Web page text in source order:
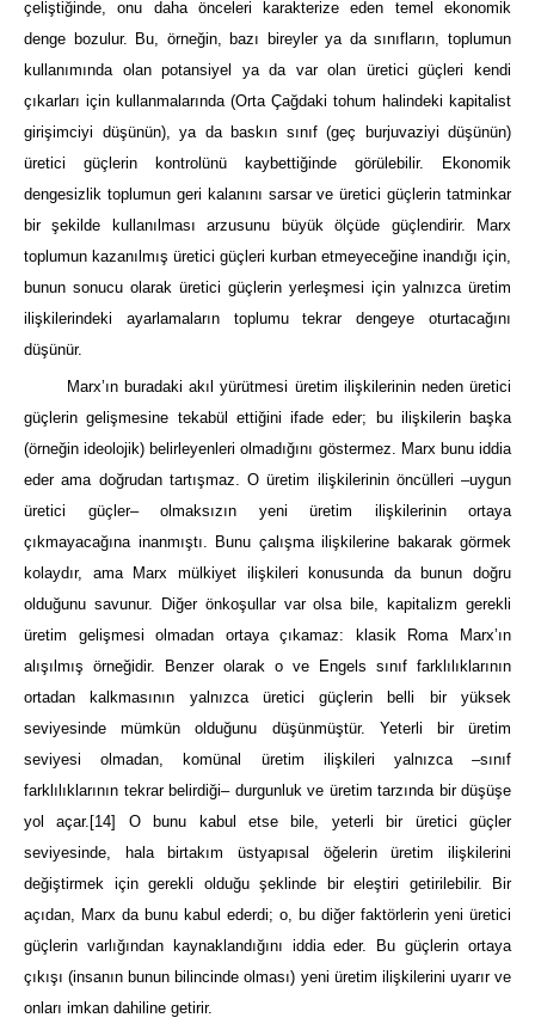
çeliştiğinde, onu daha önceleri karakterize eden temel ekonomik
denge bozulur. Bu, örneğin, bazı bireyler ya da sınıfların, toplumun
kullanımında olan potansiyel ya da var olan üretici güçleri kendi
çıkarları için kullanmalarında (Orta Çağdaki tohum halindeki kapitalist
girişimciyi düşünün), ya da baskın sınıf (geç burjuvaziyi düşünün)
üretici güçlerin kontrolünü kaybettiğinde görülebilir. Ekonomik
dengesizlik toplumun geri kalanını sarsar ve üretici güçlerin tatminkar
bir şekilde kullanılması arzusunu büyük ölçüde güçlendirir. Marx
toplumun kazanılmış üretici güçleri kurban etmeyeceğine inandığı için,
bunun sonucu olarak üretici güçlerin yerleşmesi için yalnızca üretim
ilişkilerindeki ayarlamaların toplumu tekrar dengeye oturtacağını
düşünür.
Marx’ın buradaki akıl yürütmesi üretim ilişkilerinin neden üretici
güçlerin gelişmesine tekabül ettiğini ifade eder; bu ilişkilerin başka
(örneğin ideolojik) belirleyenleri olmadığını göstermez. Marx bunu iddia
eder ama doğrudan tartışmaz. O üretim ilişkilerinin öncülleri –uygun
üretici güçler– olmaksızın yeni üretim ilişkilerinin ortaya
çıkmayacağına inanmıştı. Bunu çalışma ilişkilerine bakarak görmek
kolaydır, ama Marx mülkiyet ilişkileri konusunda da bunun doğru
olduğunu savunur. Diğer önkoşullar var olsa bile, kapitalizm gerekli
üretim gelişmesi olmadan ortaya çıkamaz: klasik Roma Marx’ın
alışılmış örneğidir. Benzer olarak o ve Engels sınıf farklılıklarının
ortadan kalkmasının yalnızca üretici güçlerin belli bir yüksek
seviyesinde mümkün olduğunu düşünmüştür. Yeterli bir üretim
seviyesi olmadan, komünal üretim ilişkileri yalnızca –sınıf
farklılıklarının tekrar belirdiği– durgunluk ve üretim tarzında bir düşüşe
yol açar. [14]
O bunu kabul etse bile, yeterli bir üretici güçler
seviyesinde, hala birtakım üstyapısal öğelerin üretim ilişkilerini
değiştirmek için gerekli olduğu şeklinde bir eleştiri getirilebilir. Bir
açıdan, Marx da bunu kabul ederdi; o, bu diğer faktörlerin yeni üretici
güçlerin varlığından kaynaklandığını iddia eder. Bu güçlerin ortaya
çıkışı (insanın bunun bilincinde olması) yeni üretim ilişkilerini uyarır ve
onları imkan dahiline getirir.